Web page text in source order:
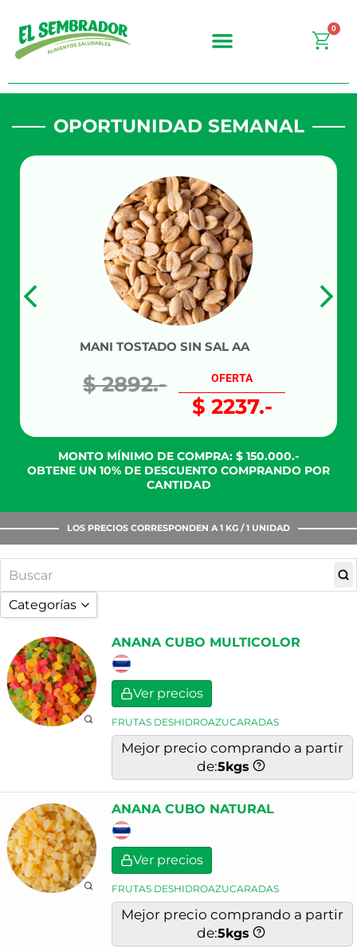
contenido
0
OPORTUNIDAD SEMANAL
MANI TOSTADO SIN SAL AA
$ 2892.- OFERTA
$ 2237.-
MONTO MÍNIMO DE COMPRA: $ 150.000.-
OBTENE UN 10% DE DESCUENTO COMPRANDO POR
CANTIDAD
LOS PRECIOS CORRESPONDEN A 1 KG / 1 UNIDAD
Categorías
TODAS
FRUTAS DESECADAS
FRUTAS DESHIDROAZUCARADAS
CEREALES
REPOSTERIA - PASTELERIA
ANANA CUBO MULTICOLOR
Ver precios
FRUTAS DESHIDROAZUCARADAS
Mejor precio comprando a partir
de:5kgs
ANANA CUBO NATURAL
Ver precios
FRUTAS DESHIDROAZUCARADAS
Mejor precio comprando a partir
de:5kgs